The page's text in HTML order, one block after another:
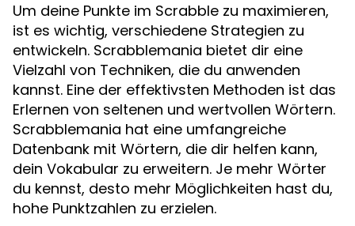
Um deine Punkte im Scrabble zu maximieren,
ist es wichtig, verschiedene Strategien zu
entwickeln. Scrabblemania bietet dir eine
Vielzahl von Techniken, die du anwenden
kannst. Eine der effektivsten Methoden ist das
Erlernen von seltenen und wertvollen Wörtern.
Scrabblemania hat eine umfangreiche
Datenbank mit Wörtern, die dir helfen kann,
dein Vokabular zu erweitern. Je mehr Wörter
du kennst, desto mehr Möglichkeiten hast du,
hohe Punktzahlen zu erzielen.